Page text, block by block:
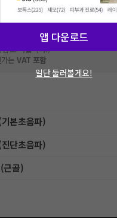
추가비용 등으로 실제 가격과 상
기관에 직접 문의해주세요.
연관된 복합적인 비용이 추가되어, 병
고 바랍니다.)
가는VAT 포함
본초음파)
단초음파)
근골)
앱 다운로드
일단 둘러볼게요!